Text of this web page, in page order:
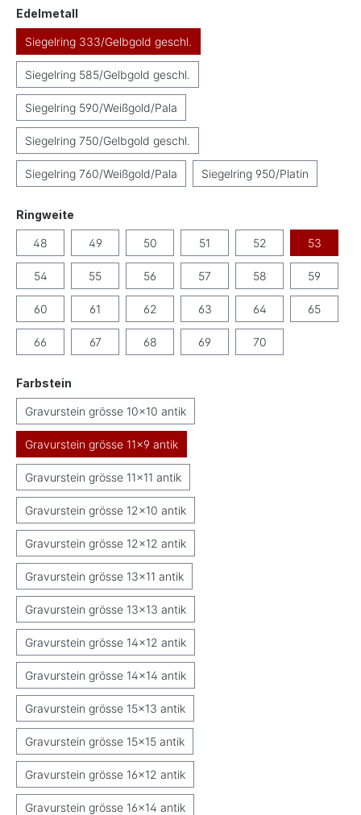
Edelmetall
Siegelring 333/Gelbgold geschl.
Siegelring 585/Gelbgold geschl.
Siegelring 590/Weißgold/Pala
Siegelring 750/Gelbgold geschl.
Siegelring 760/Weißgold/Pala Siegelring 950/Platin
Ringweite
48 49 50 51 52 53
54 55 56 57 58 59
60 61 62 63 64 65
66 67 68 69 70
Farbstein
Gravurstein grösse 10x10 antik
Gravurstein grösse 11x9 antik
Gravurstein grösse 11x11 antik
Gravurstein grösse 12x10 antik
Gravurstein grösse 12x12 antik
Gravurstein grösse 13x11 antik
Gravurstein grösse 13x13 antik
Gravurstein grösse 14x12 antik
Gravurstein grösse 14x14 antik
Gravurstein grösse 15x13 antik
Gravurstein grösse 15x15 antik
Gravurstein grösse 16x12 antik
Gravurstein grösse 16x14 antik